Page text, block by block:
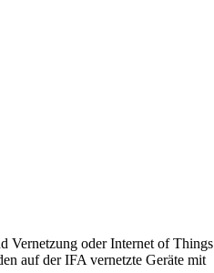
Vernetzung oder Internet of Things
auf der IFA vernetzte Geräte mit